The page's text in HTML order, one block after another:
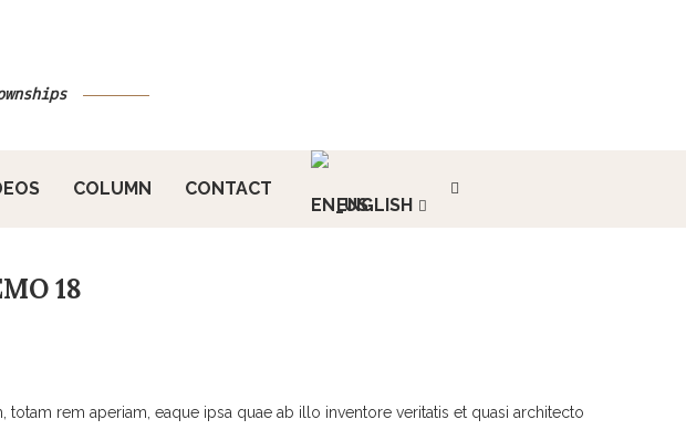
COLUMN CONTACT
ENGLISH
18
rem aperiam, eaque ipsa quae ab illo inventore veritatis et quasi architecto